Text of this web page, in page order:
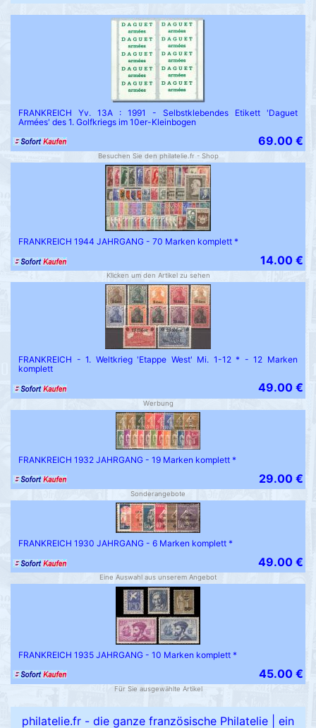
FRANKREICH Yv. 13A : 1991 - Selbstklebendes Etikett 'Daguet
Armées' des 1. Golfkriegs im 10er-Kleinbogen
69.00 €
Besuchen Sie den philatelie.fr - Shop
FRANKREICH 1944 JAHRGANG - 70 Marken komplett *
14.00 €
Klicken um den Artikel zu sehen
FRANKREICH - 1. Weltkrieg 'Etappe West' Mi. 1-12 * - 12 Marken
komplett
49.00 €
Werbung
FRANKREICH 1932 JAHRGANG - 19 Marken komplett *
29.00 €
Sonderangebote
FRANKREICH 1930 JAHRGANG - 6 Marken komplett *
49.00 €
Eine Auswahl aus unserem Angebot
FRANKREICH 1935 JAHRGANG - 10 Marken komplett *
45.00 €
Für Sie ausgewählte Artikel
philatelie.fr - die ganze französische Philatelie ein